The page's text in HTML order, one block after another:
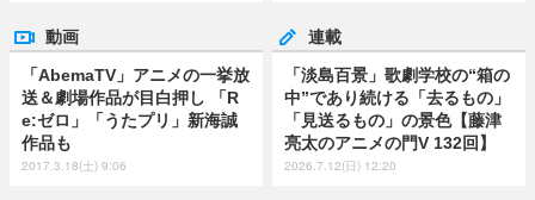
動画
「AbemaTV」アニメの一挙放
送＆劇場作品が目白押し 「R
e:ゼロ」「うたプリ」新海誠
作品も
2017.3.18(土) 9:06
連載
「淡島百景」歌劇学校の“箱の
中”であり続ける「去るもの」
「見送るもの」の景色【藤津
亮太のアニメの門V 132回】
2026.7.12(日) 12:20